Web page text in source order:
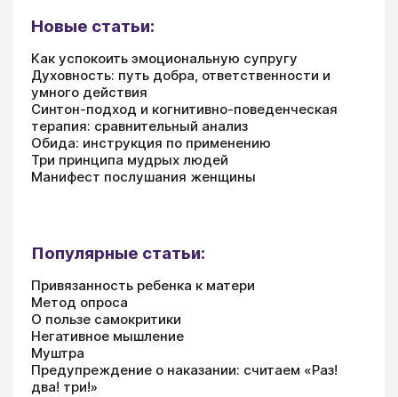
Новые статьи:
Как успокоить эмоциональную супругу
Духовность: путь добра, ответственности и
умного действия
Синтон-подход и когнитивно-поведенческая
терапия: сравнительный анализ
Обида: инструкция по применению
Три принципа мудрых людей
Манифест послушания женщины
Популярные статьи:
Привязанность ребенка к матери
Метод опроса
О пользе самокритики
Негативное мышление
Муштра
Предупреждение о наказании: считаем «Раз!
два! три!»